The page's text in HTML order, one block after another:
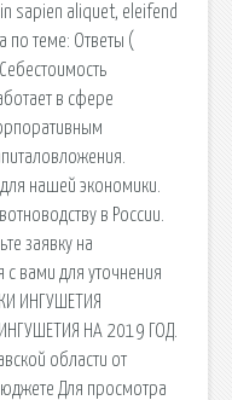
sapien aliquet, eleifend
по теме: Ответы (
в сфере
нашей экономики.
в России.
заявку на
вами для уточнения
ИНГУШЕТИЯ
НА 2019 ГОД.
области от
Для просмотра